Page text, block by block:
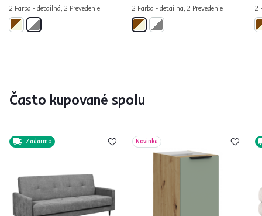
2 Farba - detailná, 2 Prevedenie 2 Farba - detailná, 2 Prevedenie 2
Často kupované spolu
Zadarmo Novinka